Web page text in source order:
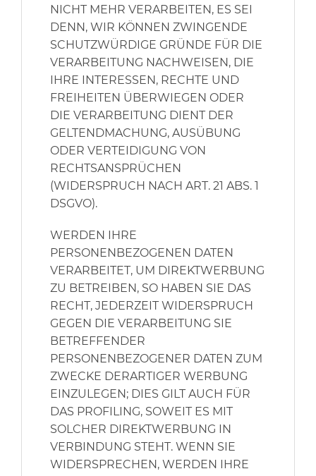
NICHT MEHR VERARBEITEN, ES SEI
DENN, WIR KÖNNEN ZWINGENDE
SCHUTZWÜRDIGE GRÜNDE FÜR DIE
VERARBEITUNG NACHWEISEN, DIE
IHRE INTERESSEN, RECHTE UND
FREIHEITEN ÜBERWIEGEN ODER
DIE VERARBEITUNG DIENT DER
GELTENDMACHUNG, AUSÜBUNG
ODER VERTEIDIGUNG VON
RECHTSANSPRÜCHEN
(WIDERSPRUCH NACH ART. 21 ABS. 1
DSGVO).
WERDEN IHRE
PERSONENBEZOGENEN DATEN
VERARBEITET, UM DIREKTWERBUNG
ZU BETREIBEN, SO HABEN SIE DAS
RECHT, JEDERZEIT WIDERSPRUCH
GEGEN DIE VERARBEITUNG SIE
BETREFFENDER
PERSONENBEZOGENER DATEN ZUM
ZWECKE DERARTIGER WERBUNG
EINZULEGEN; DIES GILT AUCH FÜR
DAS PROFILING, SOWEIT ES MIT
SOLCHER DIREKTWERBUNG IN
VERBINDUNG STEHT. WENN SIE
WIDERSPRECHEN, WERDEN IHRE